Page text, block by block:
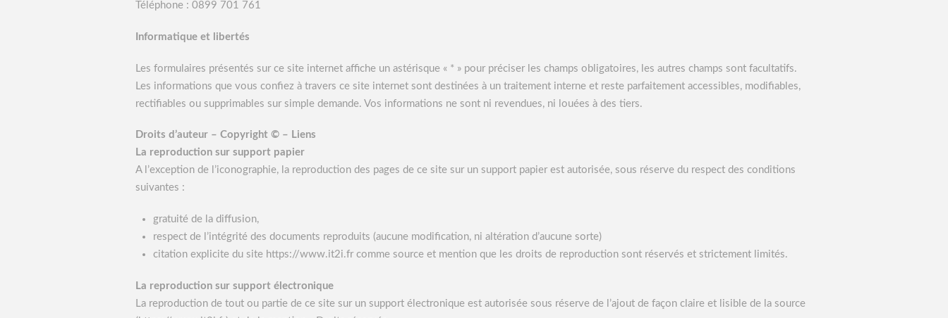
Téléphone : 0899 701 761
Informatique et libertés
Les formulaires présentés sur ce site internet affiche un astérisque « * » pour préciser les champs obligatoires, les autres champs sont facultatifs.
Les informations que vous confiez à travers ce site internet sont destinées à un traitement interne et reste parfaitement accessibles, modifiables,
rectifiables ou supprimables sur simple demande. Vos informations ne sont ni revendues, ni louées à des tiers.
Droits d’auteur – Copyright © – Liens
La reproduction sur support papier
A l’exception de l’iconographie, la reproduction des pages de ce site sur un support papier est autorisée, sous réserve du respect des conditions
suivantes :
gratuité de la diffusion,
respect de l’intégrité des documents reproduits (aucune modification, ni altération d’aucune sorte)
citation explicite du site https://www.it2i.fr comme source et mention que les droits de reproduction sont réservés et strictement limités.
La reproduction sur support électronique
La reproduction de tout ou partie de ce site sur un support électronique est autorisée sous réserve de l’ajout de façon claire et lisible de la source